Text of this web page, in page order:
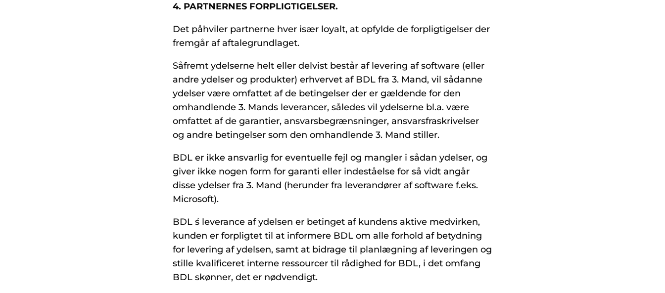
4. PARTNERNES FORPLIGTIGELSER.
Det påhviler partnerne hver især loyalt, at opfylde de forpligtigelser der
fremgår af aftalegrundlaget.
Såfremt ydelserne helt eller delvist består af levering af software (eller
andre ydelser og produkter) erhvervet af BDL fra 3. Mand, vil sådanne
ydelser være omfattet af de betingelser der er gældende for den
omhandlende 3. Mands leverancer, således vil ydelserne bl.a. være
omfattet af de garantier, ansvarsbegrænsninger, ansvarsfraskrivelser
og andre betingelser som den omhandlende 3. Mand stiller.
BDL er ikke ansvarlig for eventuelle fejl og mangler i sådan ydelser, og
giver ikke nogen form for garanti eller indeståelse for så vidt angår
disse ydelser fra 3. Mand (herunder fra leverandører af software f.eks.
Microsoft).
BDL ́s leverance af ydelsen er betinget af kundens aktive medvirken,
kunden er forpligtet til at informere BDL om alle forhold af betydning
for levering af ydelsen, samt at bidrage til planlægning af leveringen og
stille kvalificeret interne ressourcer til rådighed for BDL, i det omfang
BDL skønner, det er nødvendigt.